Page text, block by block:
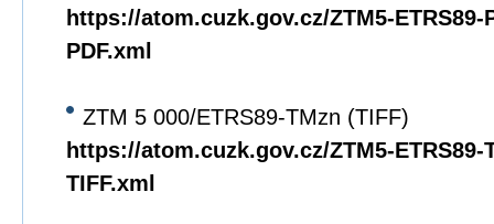
https://atom.cuzk.gov.cz/ZTM5-ETRS89-
PDF.xml
ZTM 5 000/ETRS89-TMzn (TIFF)
https://atom.cuzk.gov.cz/ZTM5-ETRS89-
TIFF.xml